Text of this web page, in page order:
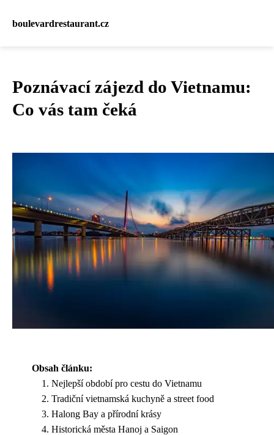
boulevardrestaurant.cz
Poznávací zájezd do Vietnamu:
Co vás tam čeká
Obsah článku:
Nejlepší období pro cestu do Vietnamu
Tradiční vietnamská kuchyně a street food
Halong Bay a přírodní krásy
Historická města Hanoj a Saigon